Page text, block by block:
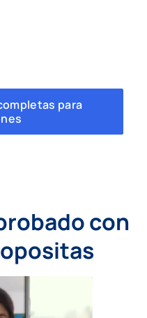
para
con